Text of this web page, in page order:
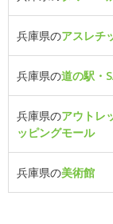
兵庫県のアスレチ
兵庫県の道の駅・
兵庫県のアウトレ
ッピングモール
兵庫県の美術館